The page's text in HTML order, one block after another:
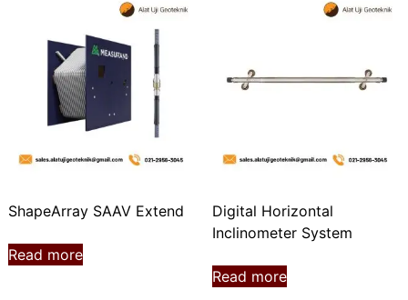
ShapeArray SAAV Extend
Read more
Digital Horizontal
Inclinometer System
Read more